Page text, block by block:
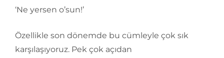
‘Ne yersen o’sun!’
Özellikle son dönemde bu cümleyle çok sık
karşılaşıyoruz. Pek çok açıdan